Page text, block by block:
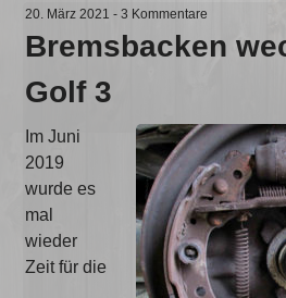
Vordersitze
beim
3“
20. März 2021 -3 Kommentare
Bremsbacken
Golf 3
Im Juni
2019
wurde es
mal
wieder
Zeit für die